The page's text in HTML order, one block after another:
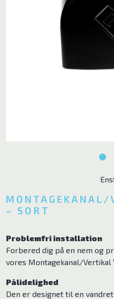
Mobil aircondition
Robotstøvsugere
Andersen Electric
Qventi
Enstal
MONTAGEKANAL/
– SORT
Problemfri installation
Forbered dig på en nem og
vores Montagekanal/Vertikal
Pålidelighed
Den er designet til en